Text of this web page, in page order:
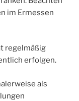
im Ermessen
regelmäßig
erfolgen.
als